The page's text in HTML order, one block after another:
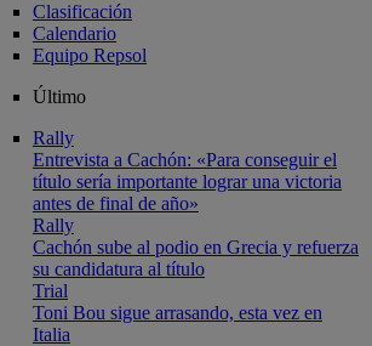
Clasificación
Calendario
Equipo Repsol
Último
Rally
Entrevista a Cachón: «Para conseguir el
título sería importante lograr una victoria
antes de final de año»
Rally
Cachón sube al podio en Grecia y refuerza
su candidatura al título
Trial
Toni Bou sigue arrasando, esta vez en
Italia